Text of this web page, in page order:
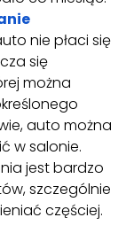
nie płaci się
się
można
auto można
w salonie.
jest bardzo
szczególnie
częściej.